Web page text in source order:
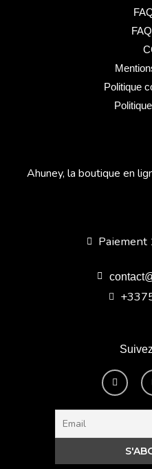
F
a
c
b
k
Ahuney, la boutique en
Paiement
Politique